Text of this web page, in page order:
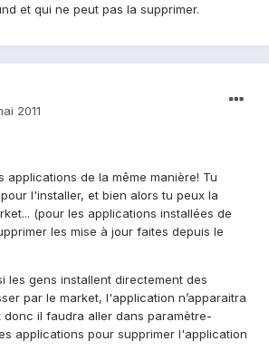
et qui ne peut pas la supprimer.
2011
applications de la même manière! Tu
l'installer, et bien alors tu peux la
(pour les applications installées de
les mise à jour faites depuis le
les gens installent directement des
par le market, l'application n’apparaitra
donc il faudra aller dans paramètre-
applications pour supprimer l'application